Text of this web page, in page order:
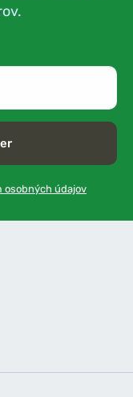
osobných údajov